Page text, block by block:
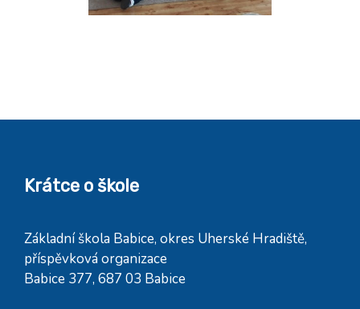
Krátce o škole
Základní škola Babice, okres Uherské Hradiště,
příspěvková organizace
Babice 377, 687 03 Babice